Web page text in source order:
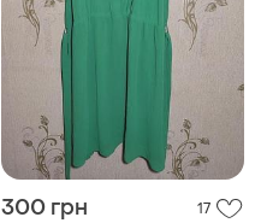
300 грн 17